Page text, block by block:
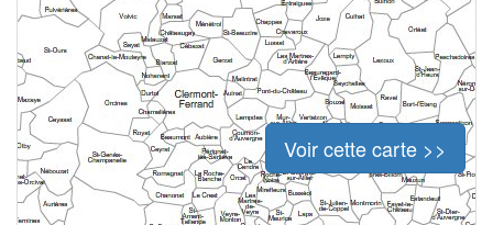
Voir cette carte >>